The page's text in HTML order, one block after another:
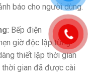
báo cho người dùng.
Bếp điện
giờ độc lập từng
thiết lập thời gian
gian đã được cài